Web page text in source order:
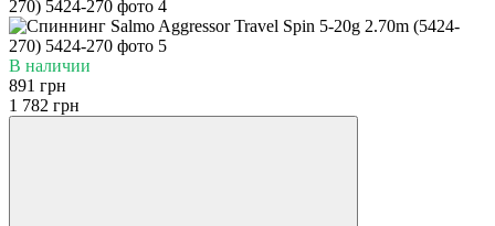
В наличии
891 грн
1 782 грн